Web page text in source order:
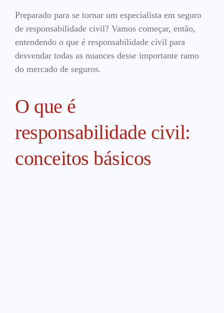
Preparado para se tornar um especialista em seguro
de responsabilidade civil? Vamos começar, então,
entendendo o que é responsabilidade civil para
desvendar todas as nuances desse importante ramo
do mercado de seguros.
O que é
responsabilidade civil:
conceitos básicos